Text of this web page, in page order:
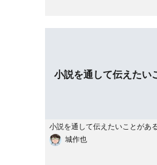
小説を通して伝えたい
小説を通して伝えたいことがあ
城作也